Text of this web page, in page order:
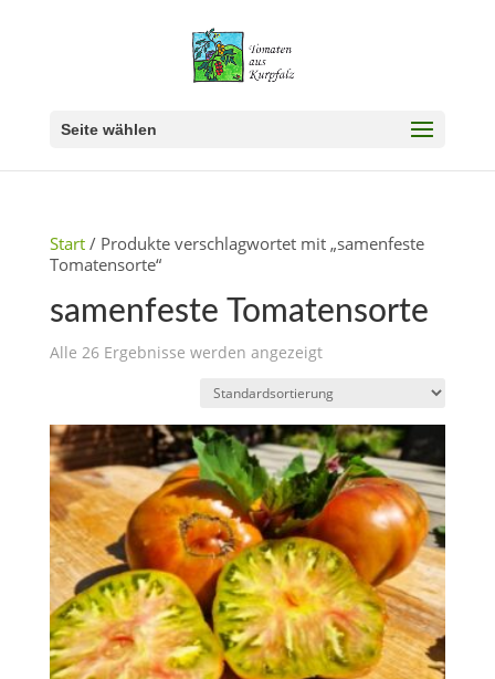
Seite wählen
Start/ Produkte verschlagwortet mit „samenfeste
Tomatensorte“
samenfeste Tomatensorte
Alle 26 Ergebnisse werden angezeigt